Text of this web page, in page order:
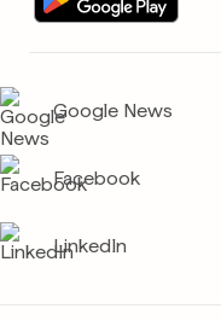
Google News
Facebook
LinkedIn